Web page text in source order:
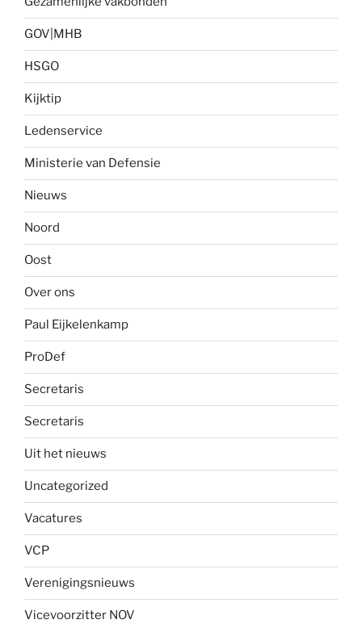
GOV|MHB
HSGO
Kijktip
Ledenservice
Ministerie van Defensie
Nieuws
Noord
Oost
Over ons
Paul Eijkelenkamp
ProDef
Secretaris
Secretaris
Uit het nieuws
Uncategorized
Vacatures
VCP
Verenigingsnieuws
Vicevoorzitter NOV